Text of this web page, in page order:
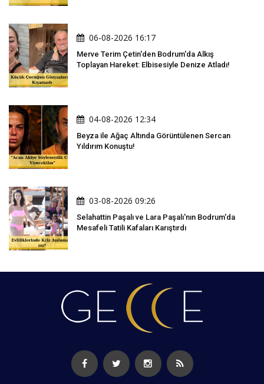
06-08-2026 16:17
Merve Terim Çetin'den Bodrum'da Alkış
Toplayan Hareket: Elbisesiyle Denize Atladı!
04-08-2026 12:34
Beyza ile Ağaç Altında Görüntülenen Sercan
Yıldırım Konuştu!
03-08-2026 09:26
Selahattin Paşalı ve Lara Paşalı'nın Bodrum'da
Mesafeli Tatili Kafaları Karıştırdı